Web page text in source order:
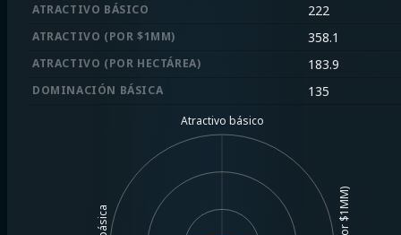
ATRACTIVO BÁSICO 222
ATRACTIVO (POR $1MM) 358.1
ATRACTIVO (POR HECTÁREA) 183.9
DOMINACIÓN BÁSICA 135
Atractivo básico